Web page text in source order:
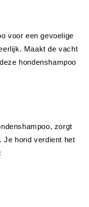
zorgt
Je hond verdient het